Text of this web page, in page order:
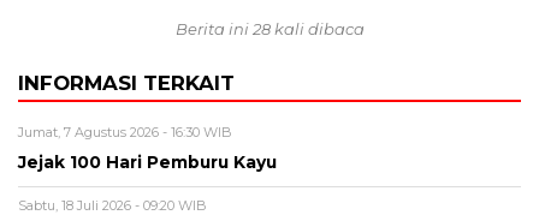
Berita ini 28 kali dibaca
INFORMASI TERKAIT
Jumat, 7 Agustus 2026 - 16:30 WIB
Jejak 100 Hari Pemburu Kayu
Sabtu, 18 Juli 2026 - 09:20 WIB